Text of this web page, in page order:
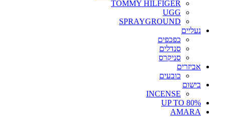
TOMMY HILFIGER
UGG
SPRAYGROUND
נעליים
כפכפים
סנדלים
סניקרס
אביזרים
כובעים
בישום
INCENSE
UP TO 80%
AMARA